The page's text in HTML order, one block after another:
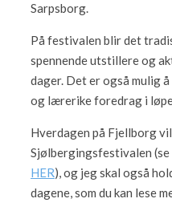
Sarpsborg.
På festivalen blir det
spennende utstillere og
dager. Det er også mulig
og lærerike foredrag i
Hverdagen på Fjellborg
Sjølbergingsfestivalen
HER), og jeg skal også
dagene, som du kan lese